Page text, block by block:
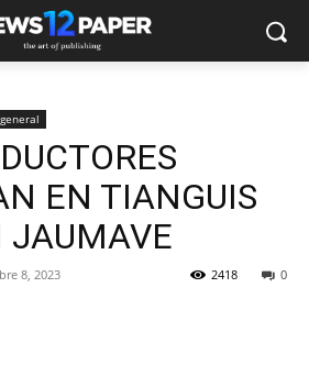
EN TIANGUIS
JAUMAVE
8, 2023 0
2418